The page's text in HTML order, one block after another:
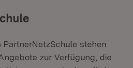
stehen
zur Verfügung, die